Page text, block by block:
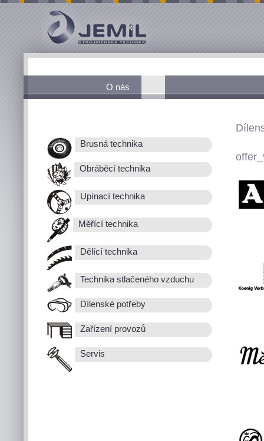
O nás
Brusná technika
Obráběcí technika
Upínací technika
Měřící technika
Dělící technika
Technika stlačeného vzduchu
Dílenské potřeby
Zařízení provozů
Servis